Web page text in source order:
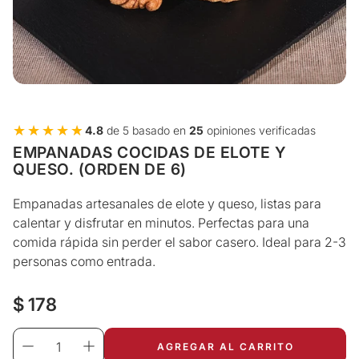
★★★★★
★★★★★ 4.8 de 5 basado en 25 opiniones verificadas
EMPANADAS COCIDAS DE ELOTE Y
QUESO. (ORDEN DE 6)
Empanadas artesanales de elote y queso, listas para
calentar y disfrutar en minutos. Perfectas para una
comida rápida sin perder el sabor casero. Ideal para 2-3
personas como entrada.
Precio
regular
$ 178
AGREGAR AL CARRITO